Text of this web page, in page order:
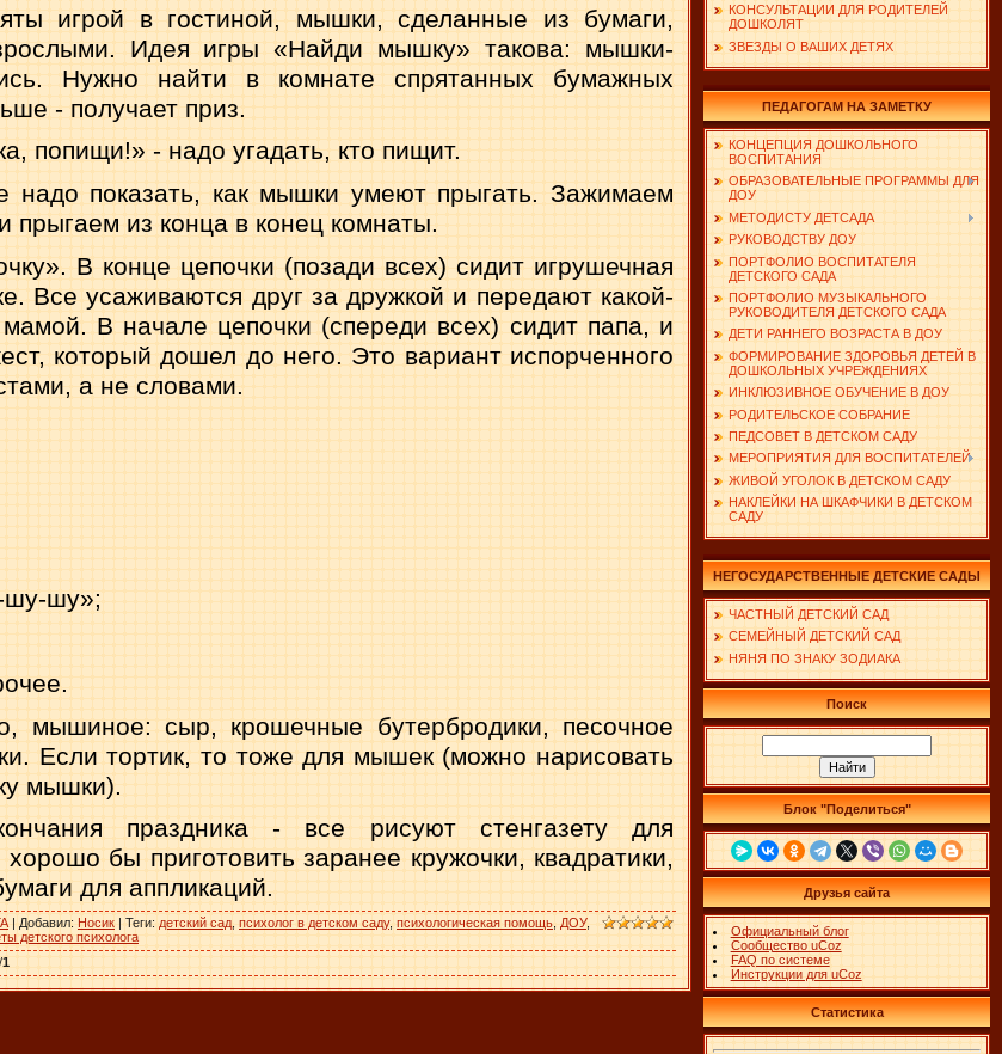
игрой в гостиной, мышки, сделанные из бумаги,
Идея игры «Найди мышку» такова: мышки-
Нужно найти в комнате спрятанных бумажных
- получает приз.
попищи!» - надо угадать, кто пищит.
надо показать, как мышки умеют пры­гать. Зажимаем
прыгаем из конца в конец комнаты.
В конце цепочки (позади всех) си­дит игрушечная
Все усаживаются друг за дружкой и передают какой-
В начале цепочки (спереди всех) сидит папа, и
который дошел до него. Это вариант испорченного
а не словами.
шу-шу»;
мышиное: сыр, крошечные бутерброди­ки, песочное
Если тортик, то тоже для мышек (можно нарисовать
мышки).
праздника - все рисуют стенгазету для
бы приготовить заранее кру­жочки, квадратики,
для аппликаций.
| Добавил: Носик | Теги: детский сад психолог в детском саду, психологическая помощь ДОУ,
детского психолога
/1
КОНСУЛЬТАЦИИ ДЛЯ РОДИТЕЛЕЙ
ДОШКОЛЯТ
ЗВЕЗДЫ О ВАШИХ ДЕТЯХ
ПЕДАГОГАМ НА ЗАМЕТКУ
КОНЦЕПЦИЯ ДОШКОЛЬНОГО
ВОСПИТАНИЯ
ОБРАЗОВАТЕЛЬНЫЕ ПРОГРАММЫ ДЛЯ
ДОУ
МЕТОДИСТУ ДЕТСАДА
РУКОВОДСТВУ ДОУ
ПОРТФОЛИО ВОСПИТАТЕЛЯ
ДЕТСКОГО САДА
ПОРТФОЛИО МУЗЫКАЛЬНОГО
РУКОВОДИТЕЛЯ ДЕТСКОГО САДА
ДЕТИ РАННЕГО ВОЗРАСТА В ДОУ
ФОРМИРОВАНИЕ ЗДОРОВЬЯ ДЕТЕЙ В
ДОШКОЛЬНЫХ УЧРЕЖДЕНИЯХ
ИНКЛЮЗИВНОЕ ОБУЧЕНИЕ В ДОУ
РОДИТЕЛЬСКОЕ СОБРАНИЕ
ПЕДСОВЕТ В ДЕТСКОМ САДУ
МЕРОПРИЯТИЯ ДЛЯ ВОСПИТАТЕЛЕЙ
ЖИВОЙ УГОЛОК В ДЕТСКОМ САДУ
НАКЛЕЙКИ НА ШКАФЧИКИ В ДЕТСКОМ
САДУ
НЕГОСУДАРСТВЕННЫЕ ДЕТСКИЕ САДЫ
ЧАСТНЫЙ ДЕТСКИЙ САД
СЕМЕЙНЫЙ ДЕТСКИЙ САД
НЯНЯ ПО ЗНАКУ ЗОДИАКА
Поиск
Блок "Поделиться"
Друзья сайта
Официальный блог
Сообщество uCoz
FAQ по системе
Инструкции для uCoz
Статистика